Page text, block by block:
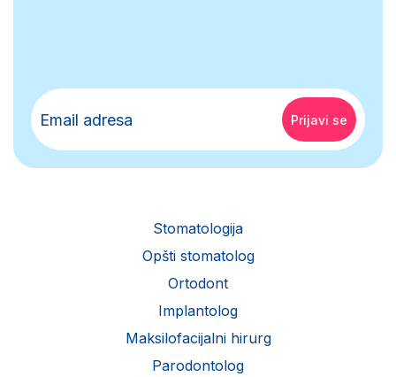
Stomatologija
Opšti stomatolog
Ortodont
Implantolog
Maksilofacijalni hirurg
Parodontolog